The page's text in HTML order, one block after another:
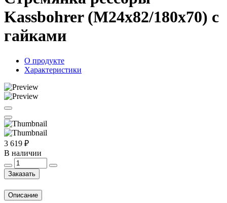
Kassbohrer (M24x82/180x70) с
гайками
О продукте
Характеристики
3 619 ₽
В наличии
Заказать
Описание